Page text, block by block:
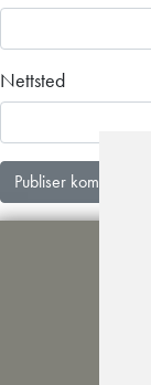
Nettsted